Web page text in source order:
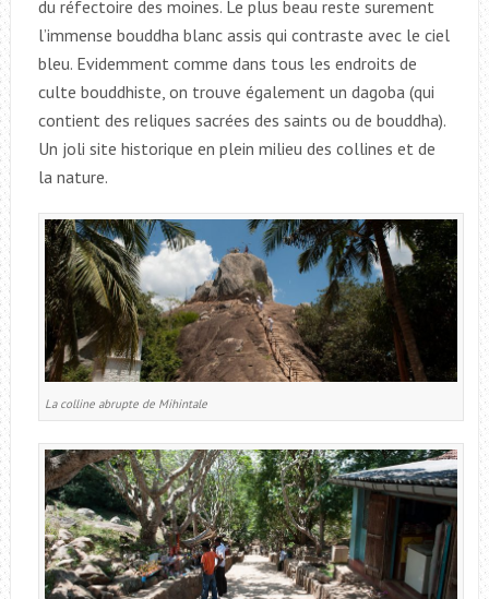
du réfectoire des moines. Le plus beau reste surement
l’immense bouddha blanc assis qui contraste avec le ciel
bleu. Evidemment comme dans tous les endroits de
culte bouddhiste, on trouve également un dagoba (qui
contient des reliques sacrées des saints ou de bouddha).
Un joli site historique en plein milieu des collines et de
la nature.
La colline abrupte de Mihintale